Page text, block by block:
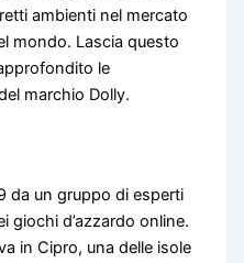
ambienti nel mercato
mondo. Lascia questo
le
marchio Dolly.
da un gruppo di esperti
giochi d’azzardo online.
in Cipro, una delle isole